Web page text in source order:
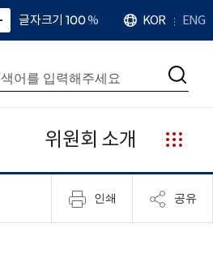
확
대
치
글자크기 100%
언
어
KOR ENG
검
위원회 소개
누
리
집
안
인쇄 공유